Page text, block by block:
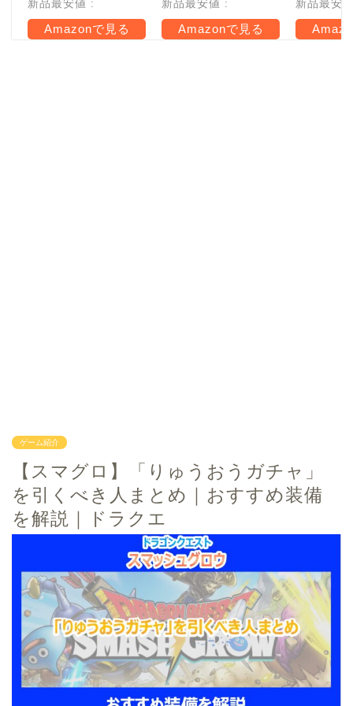
新品最安値 :
Amazonで見る
新品最安値 :
Amazonで見る
新品最安
ゲーム紹介
【スマグロ】「りゅうおうガチャ」
を引くべき人まとめ｜おすすめ装備
を解説｜ドラクエ